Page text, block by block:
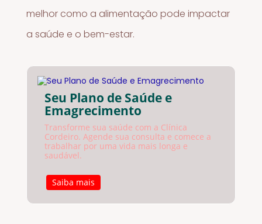
melhor como a alimentação pode impactar
a saúde e o bem-estar.
Seu Plano de Saúde e
Emagrecimento
Transforme sua saúde com a Clínica
Cordeiro. Agende sua consulta e comece a
trabalhar por uma vida mais longa e
saudável.
Saiba mais